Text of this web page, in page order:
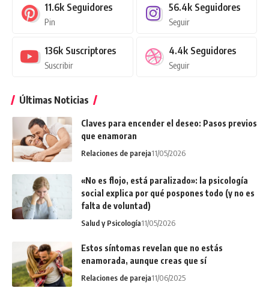
11.6k Seguidores
Pin
56.4k Seguidores
Seguir
136k Suscriptores
Suscribir
4.4k Seguidores
Seguir
Últimas Noticias
Claves para encender el deseo: Pasos previos
que enamoran
Relaciones de pareja11/05/2026
«No es flojo, está paralizado»: la psicología
social explica por qué pospones todo (y no es
falta de voluntad)
Salud y Psicología11/05/2026
Estos síntomas revelan que no estás
enamorada, aunque creas que sí
Relaciones de pareja11/06/2025